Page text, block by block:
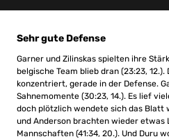
Sehr gute Defense
Garner und Zilinskas spielten ihre
belgische Team blieb dran (23:23,
konzentriert, gerade in der Defense.
Sahnemomente (30:23, 14.). Es lief
doch plötzlich wendete sich das Blatt
und Anderson brachten wieder etwas
Mannschaften (41:34, 20.). Und Duru